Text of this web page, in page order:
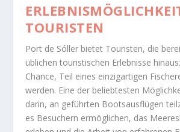
TOURISTEN
Port de Sóller bietet Touristen, die
üblichen touristischen Erlebnisse
Chance, Teil eines einzigartigen
werden. Eine der beliebtesten
darin, an geführten Bootsausflügen
es Besuchern ermöglichen, das